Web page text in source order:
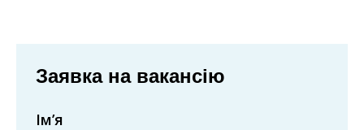
Заявка на вакансію
Ім’я